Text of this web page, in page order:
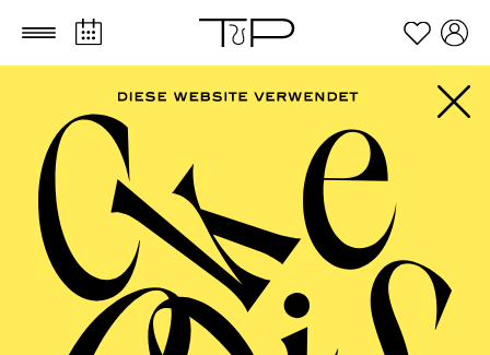
Zum Hauptinhalt springen Zum Footer springen